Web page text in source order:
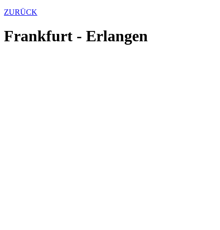
ZURÜCK
Frankfurt - Erlangen